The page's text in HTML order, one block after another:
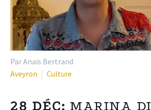
Par Anais Bertrand
Aveyron
Culture
28 DÉC: MARINA DI